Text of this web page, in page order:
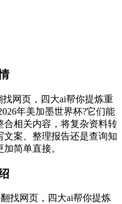
找网页，四大ai帮你提炼重
年美加墨世界杯?它们能
相关内容，将复杂资料转
案、整理报告还是查询知
简单直接。
找网页，四大ai帮你提炼